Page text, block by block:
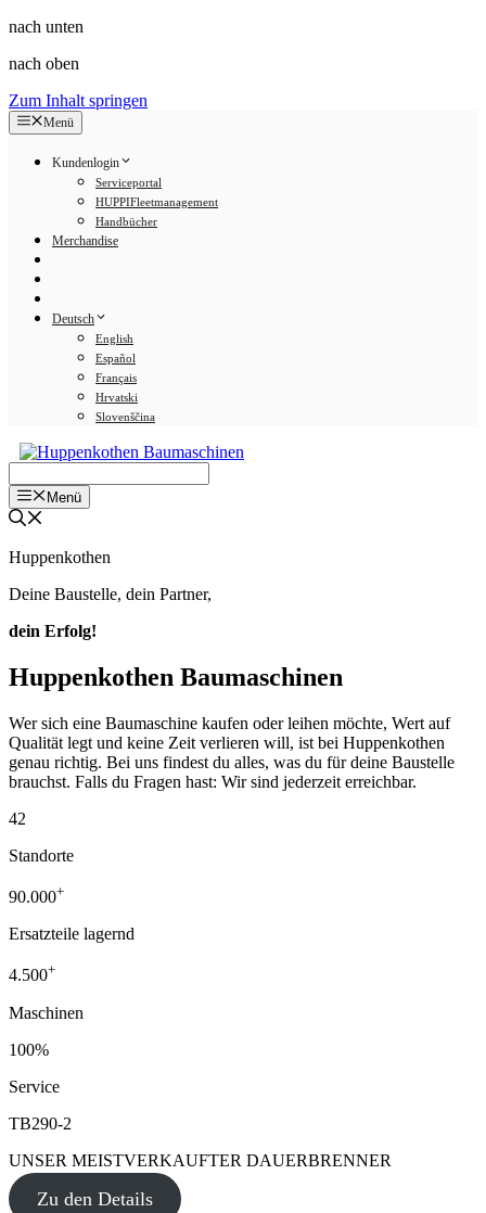
nach unten
nach oben
Zum Inhalt springen
Menü
Kundenlogin
Serviceportal
HUPPIFleetmanagement
Handbücher
Merchandise
Deutsch
English
Español
Français
Hrvatski
Slovenščina
Menü
Huppenkothen
Deine Baustelle, dein Partner,
dein Erfolg!
Huppenkothen Baumaschinen
Wer sich eine Baumaschine kaufen oder leihen möchte, Wert auf
Qualität legt und keine Zeit verlieren will, ist bei Huppenkothen
genau richtig. Bei uns findest du alles, was du für deine Baustelle
brauchst. Falls du Fragen hast: Wir sind jederzeit erreichbar.
42
Standorte
90.000+
Ersatzteile lagernd
4.500+
Maschinen
100%
Service
TB290-2
UNSER MEISTVERKAUFTER DAUERBRENNER
Zu den Details